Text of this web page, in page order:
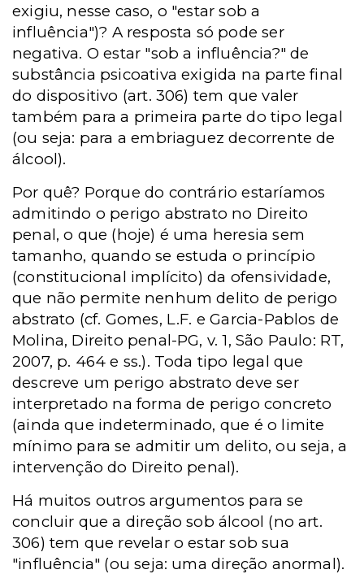
exigiu, nesse caso, o "estar sob a
influência")? A resposta só pode ser
negativa. O estar "sob a influência?" de
substância psicoativa exigida na parte final
do dispositivo (art. 306) tem que valer
também para a primeira parte do tipo legal
(ou seja: para a embriaguez decorrente de
álcool).
Por quê? Porque do contrário estaríamos
admitindo o perigo abstrato no Direito
penal, o que (hoje) é uma heresia sem
tamanho, quando se estuda o princípio
(constitucional implícito) da ofensividade,
que não permite nenhum delito de perigo
abstrato (cf. Gomes, L.F. e Garcia-Pablos de
Molina, Direito penal-PG, v. 1, São Paulo: RT,
2007, p. 464 e ss.). Toda tipo legal que
descreve um perigo abstrato deve ser
interpretado na forma de perigo concreto
(ainda que indeterminado, que é o limite
mínimo para se admitir um delito, ou seja, a
intervenção do Direito penal).
Há muitos outros argumentos para se
concluir que a direção sob álcool (no art.
306) tem que revelar o estar sob sua
"influência" (ou seja: uma direção anormal).